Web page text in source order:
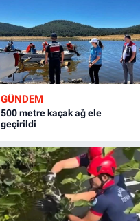
GÜNDEM
500 metre kaçak ağ ele
geçirildi